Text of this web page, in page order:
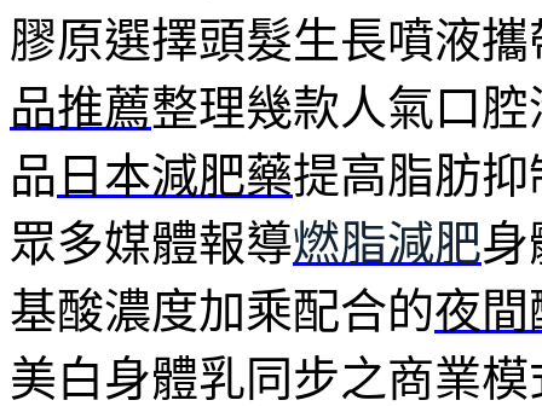
膠原選擇頭髮生長噴液
品推薦整理幾款人氣口
品 日本減肥藥提高脂肪
眾多媒體報導燃脂減肥身
基酸濃度加乘配合的夜間
美白身體乳同步之商業模